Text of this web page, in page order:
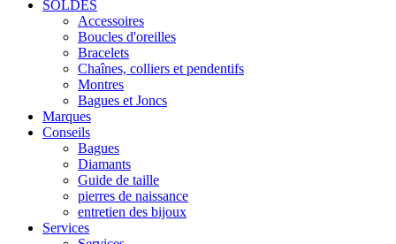
SOLDES
Accessoires
Boucles d'oreilles
Bracelets
Chaînes, colliers et pendentifs
Montres
Bagues et Joncs
Marques
Conseils
Bagues
Diamants
Guide de taille
pierres de naissance
entretien des bijoux
Services